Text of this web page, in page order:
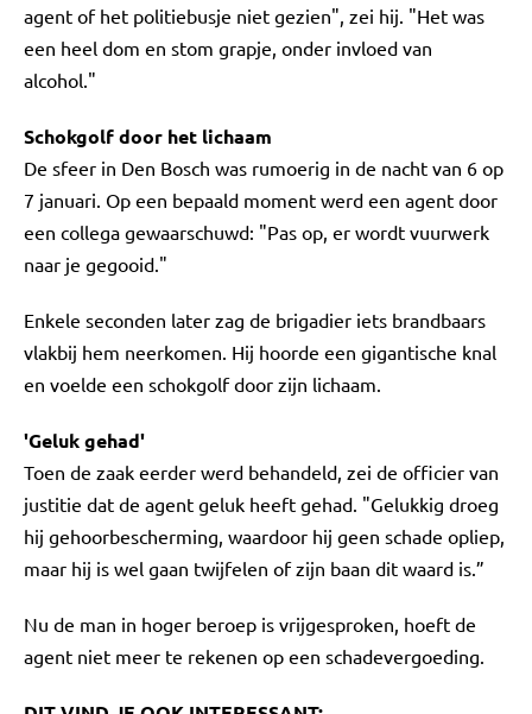
agent of het politiebusje niet gezien", zei hij. "Het was
een heel dom en stom grapje, onder invloed van
alcohol."
Schokgolf door het lichaam
De sfeer in Den Bosch was rumoerig in de nacht van 6 op
7 januari. Op een bepaald moment werd een agent door
een collega gewaarschuwd: "Pas op, er wordt vuurwerk
naar je gegooid."
Enkele seconden later zag de brigadier iets brandbaars
vlakbij hem neerkomen. Hij hoorde een gigantische knal
en voelde een schokgolf door zijn lichaam.
'Geluk gehad'
Toen de zaak eerder werd behandeld, zei de officier van
justitie dat de agent geluk heeft gehad. "Gelukkig droeg
hij gehoorbescherming, waardoor hij geen schade opliep,
maar hij is wel gaan twijfelen of zijn baan dit waard is.”
Nu de man in hoger beroep is vrijgesproken, hoeft de
agent niet meer te rekenen op een schadevergoeding.